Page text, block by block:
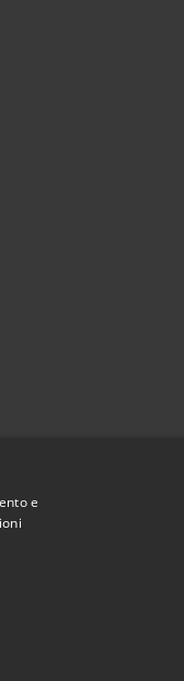
Sant'Angelo • Powered by
e